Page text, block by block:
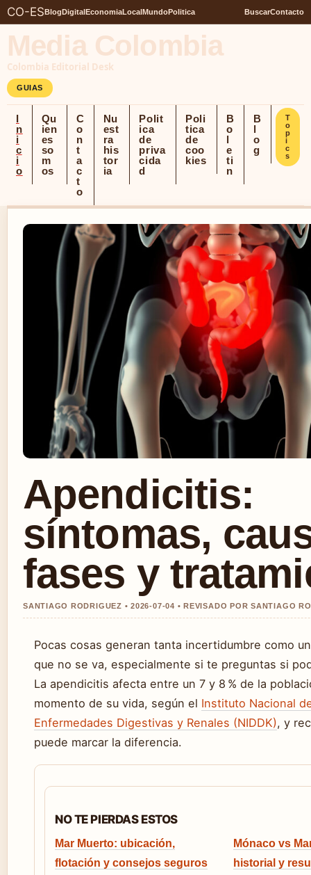
CO-ESBlogDigitalEconomiaLocalMundoPolitica BuscarContacto
Media Colombia
Colombia Editorial Desk
GUIAS
I
n
i
c
i
o
Qu
ien
es
so
m
os
C
o
n
t
a
c
t
o
Nu
est
ra
his
tor
ia
Polit
ica
de
priva
cida
d
Poli
tica
de
coo
kies
B
o
l
e
ti
n
B
l
o
g
T
o
p
i
c
s
Apendicitis:
síntomas,
fases y
SANTIAGO RODRIGUEZ • 2026-07-04 • REVISADO POR SANTIAGO
Pocas cosas generan tanta incertidumbre como
que no se va, especialmente si te preguntas si
La apendicitis afecta entre un 7 y 8 % de la
momento de su vida, según el Instituto Nacional
Enfermedades Digestivas y Renales (NIDDK), y
puede marcar la diferencia.
NO TE PIERDAS ESTOS
Mar Muerto: ubicación,
flotación y consejos seguros
Mónaco vs
historial y